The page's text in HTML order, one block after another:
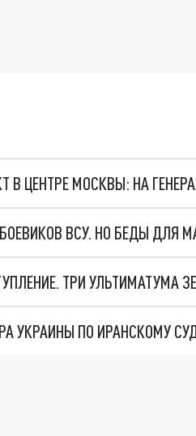
В ЦЕНТРЕ МОСКВЫ: НА
ВСУ. НО БЕДЫ ДЛЯ
УКРАИНЫ ПО ИРАНСКОМУ